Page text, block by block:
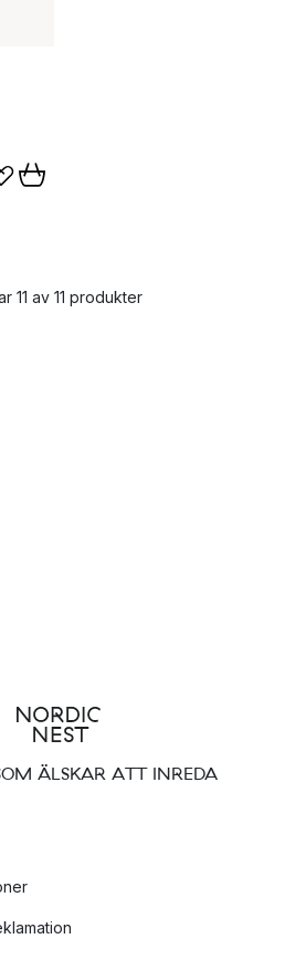
11 av 11 produkter
ÄLSKAR ATT INREDA